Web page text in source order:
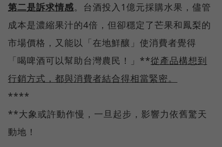
第二是訴求情感。台酒投入1億元採購水果，儘管
成本是濃縮果汁的4倍，但卻穩定了芒果和鳳梨的
市場價格，又能以「在地鮮釀」使消費者覺得
「喝啤酒可以幫助台灣農民！」**從產品構想到
行銷方式，都與消費者結合得相當緊密。
****
**大象或許動作慢，一旦起步，影響力依舊驚天
動地！